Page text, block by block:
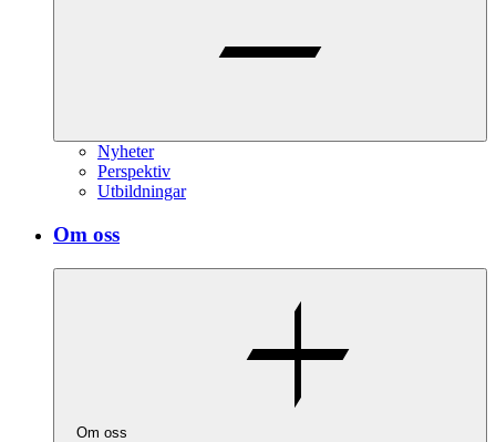
Nyheter
Perspektiv
Utbildningar
Om oss
Om oss